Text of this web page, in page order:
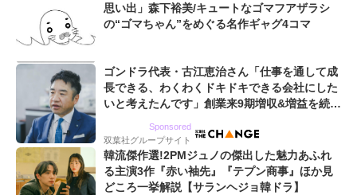
思い出」森下裕美/キュートなゴマフアザラシ
の“ゴマちゃん”をめぐる名作ギャグ4コマ
ゴンドラ代表・古江恵治さん「仕事を通して成
長できる、わくわくドキドキできる会社にした
いと考えたんです」創業来9期増収&増益を続け
Sponsored
双葉社グループサイト
韓流傑作選!2PMジュノの傑出した魅力あふれ
る主演3作『赤い袖先』『テプン商事』ほか見
どころ一挙解説【サランヘジョ韓ドラ】